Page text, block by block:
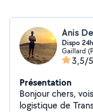
Anis
Dispo
Gaillard
3,5/5
Présentation
Bonjour chers,
logistique de Transport. Dynamique,